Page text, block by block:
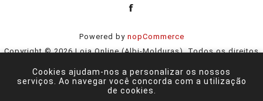
Powered by nopCommerce
Copyright © 2026 Loja Online (Albi-Molduras). Todos os direitos
Cookies ajudam-nos a personalizar os nossos
serviços. Ao navegar você concorda com a utilização
de cookies.